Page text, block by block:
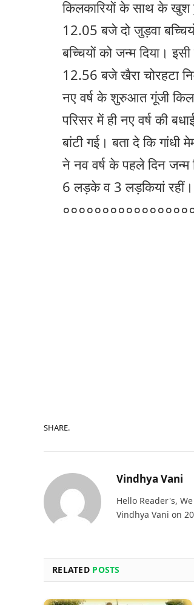
किलकारियों के साथ के खुश
12.05 बजे दो जुड़वा
बच्चियों को जन्म दिया।
12.56 बजे खैरा चोरहटा
नए वर्ष के शुरुआत गूंजी
परिसर में ही नए वर्ष की
बांटी गई। बता दे कि
ने नव वर्ष के पहले दिन जन्म
6 लड़के व 3 लड़कियां रहीं।
SHARE.
Vindhya Vani
Hello Reader's,
Vindhya Vani on
RELATED POSTS